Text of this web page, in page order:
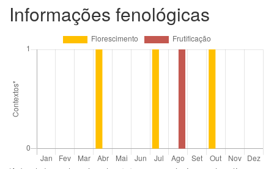
Informações fenológicas